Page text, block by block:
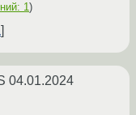
1)
04.01.2024